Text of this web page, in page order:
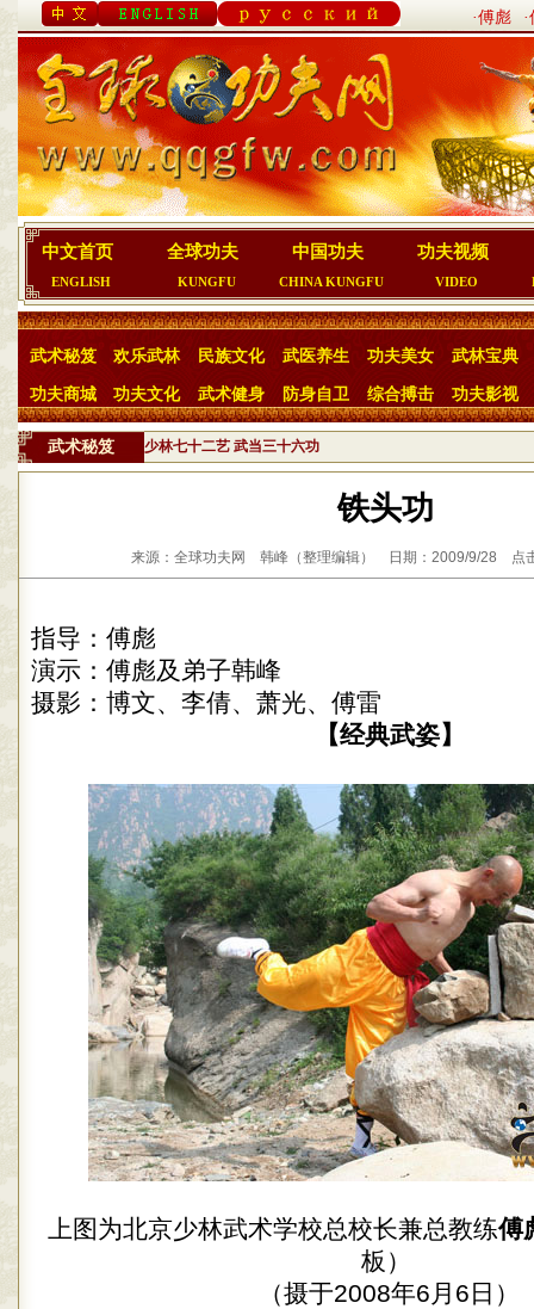
·傅彪
中文首页
ENGLISH
全球功夫
KUNGFU
中国功夫
CHINA KUNGFU
功夫视频
VIDEO
武术秘笈 欢乐武林 民族文化 武医养生 功夫美女 武林宝典
功夫商城 功夫文化 武术健身 防身自卫 综合搏击 功夫影视
武术秘笈 少林七十二艺 武当三十六功
铁头功
来源：全球功夫网 韩峰（整理编辑） 日期：2009/9/28 点
指导：傅彪
演示：傅彪及弟子韩峰
摄影：博文、李倩、萧光、傅雷
【经典武姿】
上图为北京少林武术学校总校长兼总教练傅
板）
（摄于2008年6月6日）